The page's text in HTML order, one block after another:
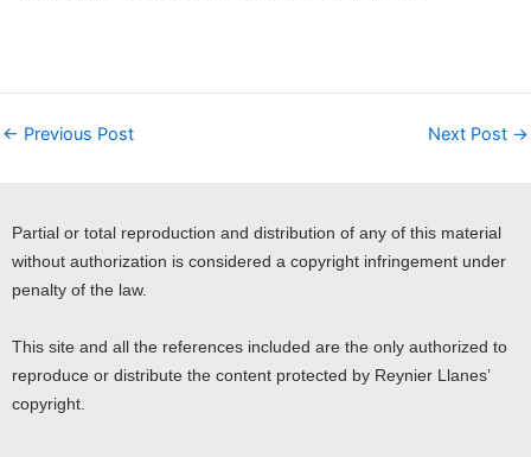
← Previous Post Next Post →
Partial or total reproduction and distribution of any of this material
without authorization is considered a copyright infringement under
penalty of the law.
This site and all the references included are the only authorized to
reproduce or distribute the content protected by Reynier Llanes’
copyright.